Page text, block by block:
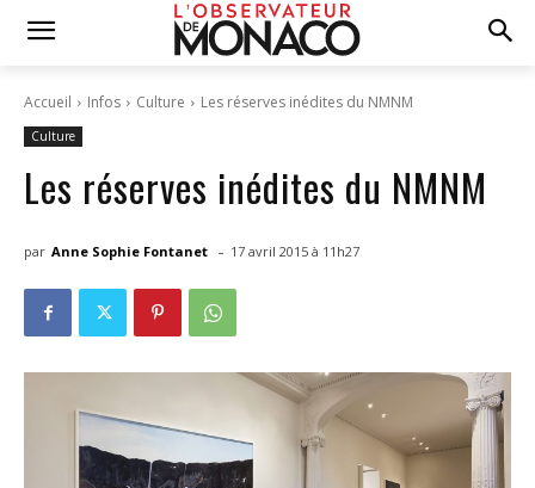
Accueil Infos Culture Les réserves inédites du NMNM
Culture
Les réserves inédites du NMNM
par Anne Sophie Fontanet - 17 avril 2015 à 11h27